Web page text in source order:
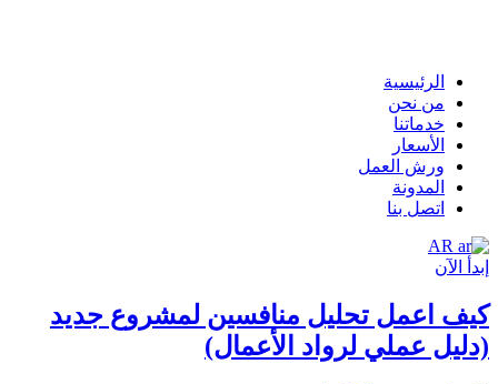
الرئيسية
من نحن
خدماتنا
الأسعار
ورش العمل
المدونة
اتصل بنا
AR
إبدأ الآن
كيف اعمل تحليل منافسين لمشروع جديد
(دليل عملي لرواد الأعمال)